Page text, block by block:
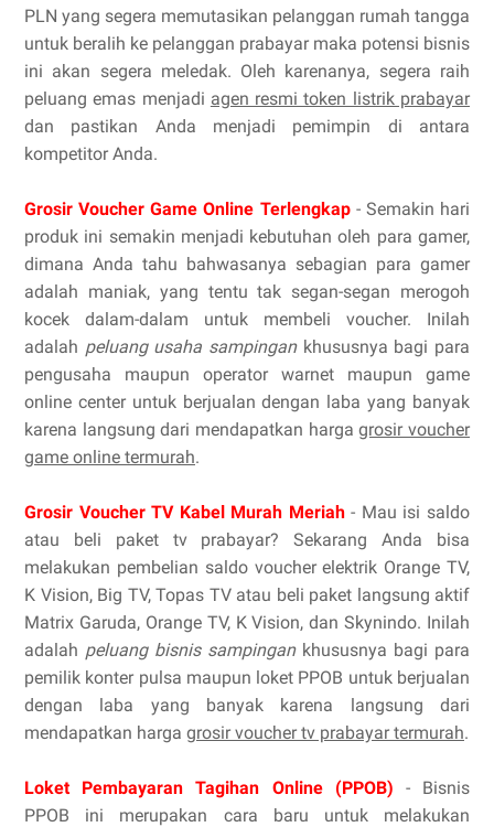
PLN yang segera memutasikan pelanggan rumah tangga
untuk beralih ke pelanggan prabayar maka potensi bisnis
ini akan segera meledak. Oleh karenanya, segera raih
peluang emas menjadi agen resmi token listrik prabayar
dan pastikan Anda menjadi pemimpin di antara
kompetitor Anda.
Grosir Voucher Game Online Terlengkap- Semakin hari
produk ini semakin menjadi kebutuhan oleh para gamer,
dimana Anda tahu bahwasanya sebagian para gamer
adalah maniak, yang tentu tak segan-segan merogoh
kocek dalam-dalam untuk membeli voucher. Inilah
adalah peluang usaha sampingankhususnya bagi para
pengusaha maupun operator warnet maupun game
online center untuk berjualan dengan laba yang banyak
karena langsung dari mendapatkan hargagrosir voucher
game online termurah.
Grosir Voucher TV Kabel Murah Meriah- Mau isi saldo
atau beli paket tv prabayar? Sekarang Anda bisa
melakukan pembelian saldo voucher elektrik Orange TV,
K Vision, Big TV, Topas TV atau beli paket langsung aktif
Matrix Garuda, Orange TV, K Vision, dan Skynindo. Inilah
adalah peluang bisnis sampingankhususnya bagi para
pemilik konter pulsa maupun loket PPOB untuk berjualan
dengan laba yang banyak karena langsung dari
mendapatkan harga grosir voucher tv prabayar termurah.
Loket Pembayaran Tagihan Online (PPOB) - Bisnis
PPOB ini merupakan cara baru untuk melakukan